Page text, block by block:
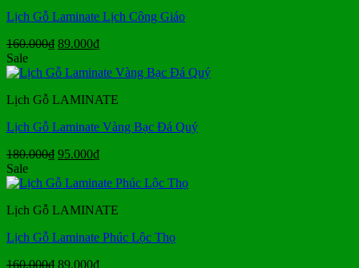
Lịch Gỗ Laminate Lịch Công Giáo
160.000₫ Giá
là:
89.000₫Giá
tại
89.000₫.
Sale
Lịch Gỗ LAMINATE
Lịch Gỗ Laminate Vàng Bạc Đá Quý
180.000₫ Giá
là:
95.000₫Giá
tại
95.000₫.
Sale
Lịch Gỗ LAMINATE
Lịch Gỗ Laminate Phúc Lộc Thọ
160.000₫ Giá
89.000₫Giá